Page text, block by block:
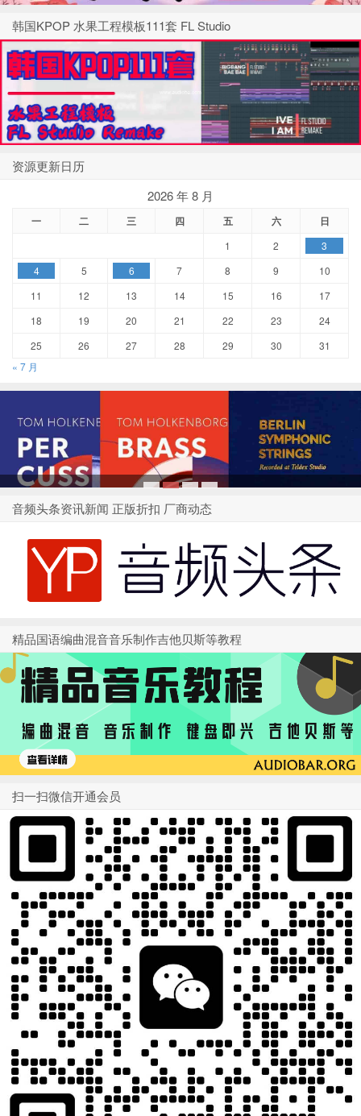
韩国KPOP 水果工程模板111套 FL Studio
资源更新日历
2026 年 8 月
一 二 三 四 五 六 日
1 2
3
4
5 6 7 8 9
10
11
12 13 14 15 16
17
18
19 20 21 22 23
24
25
26 27 28 29 30
31
« 7 月
1 2 3 4
音频头条资讯新闻 正版折扣 厂商动态
精品国语编曲混音音乐制作吉他贝斯等教程
扫一扫微信开通会员